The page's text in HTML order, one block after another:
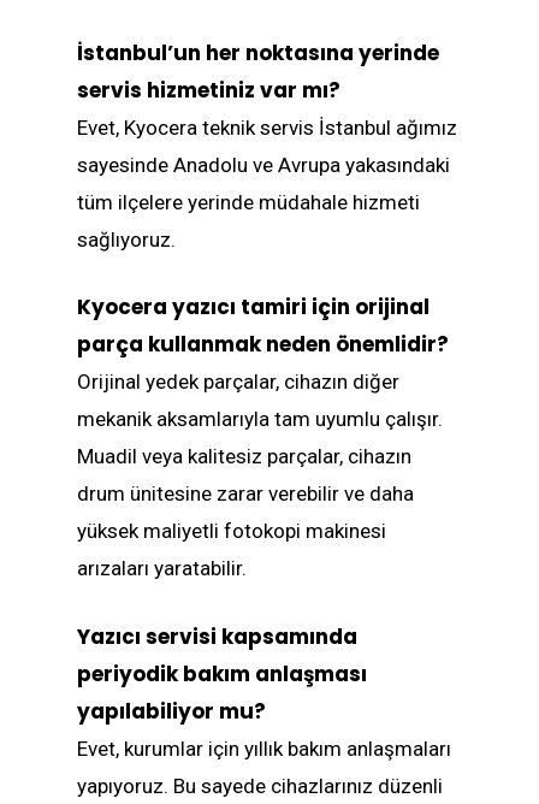
İstanbul’un her noktasına yerinde
servis hizmetiniz var mı?
Evet, Kyocera teknik servis İstanbul ağımız
sayesinde Anadolu ve Avrupa yakasındaki
tüm ilçelere yerinde müdahale hizmeti
sağlıyoruz.
Kyocera yazıcı tamiri için orijinal
parça kullanmak neden önemlidir?
Orijinal yedek parçalar, cihazın diğer
mekanik aksamlarıyla tam uyumlu çalışır.
Muadil veya kalitesiz parçalar, cihazın
drum ünitesine zarar verebilir ve daha
yüksek maliyetli fotokopi makinesi
arızaları yaratabilir.
Yazıcı servisi kapsamında
periyodik bakım anlaşması
yapılabiliyor mu?
Evet, kurumlar için yıllık bakım anlaşmaları
yapıyoruz. Bu sayede cihazlarınız düzenli